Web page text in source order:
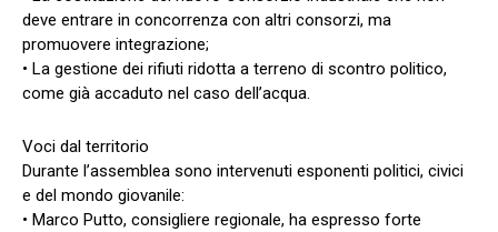
deve entrare in concorrenza con altri consorzi, ma
promuovere integrazione;
• La gestione dei rifiuti ridotta a terreno di scontro politico,
come già accaduto nel caso dell’acqua.
Voci dal territorio
Durante l’assemblea sono intervenuti esponenti politici, civici
e del mondo giovanile:
• Marco Putto, consigliere regionale, ha espresso forte